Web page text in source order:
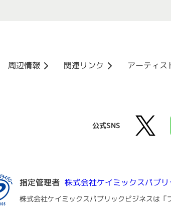
周辺情報 関連リンク アーティス
公式SNS
指定管理者 株式会社ケイミックスパブ
株式会社ケイミックスパブリックビジネスは「